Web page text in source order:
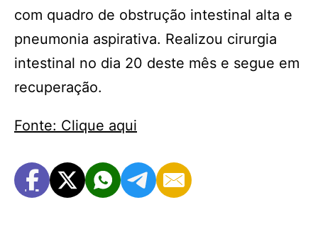
com quadro de obstrução intestinal alta e
pneumonia aspirativa. Realizou cirurgia
intestinal no dia 20 deste mês e segue em
recuperação.
Fonte: Clique aqui